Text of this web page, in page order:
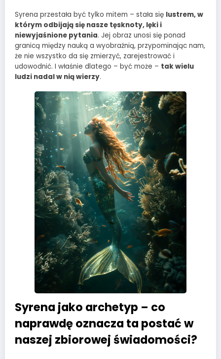
Syrena przestała być tylko mitem – stała się lustrem, w
którym odbijają się nasze tęsknoty, lęki i
niewyjaśnione pytania. Jej obraz unosi się ponad
granicą między nauką a wyobraźnią, przypominając nam,
że nie wszystko da się zmierzyć, zarejestrować i
udowodnić. I właśnie dlatego – być może – tak wielu
ludzi nadal w nią wierzy.
Syrena jako archetyp – co
naprawdę oznacza ta postać w
naszej zbiorowej świadomości?